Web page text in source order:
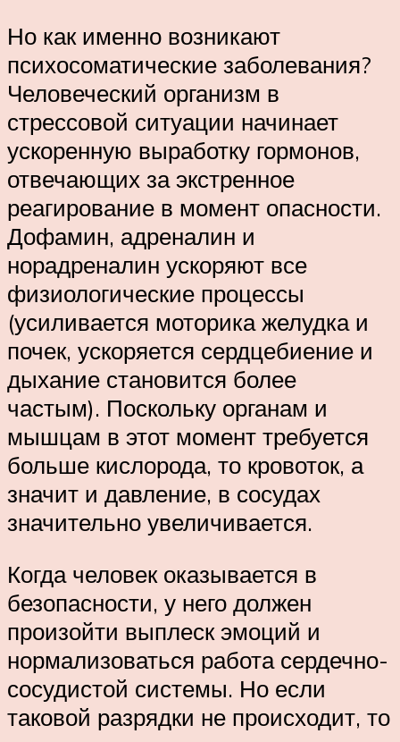
Но как именно возникают
психосоматические заболевания?
Человеческий организм в
стрессовой ситуации начинает
ускоренную выработку гормонов,
отвечающих за экстренное
реагирование в момент опасности.
Дофамин, адреналин и
норадреналин ускоряют все
физиологические процессы
(усиливается моторика желудка и
почек, ускоряется сердцебиение и
дыхание становится более
частым). Поскольку органам и
мышцам в этот момент требуется
больше кислорода, то кровоток, а
значит и давление, в сосудах
значительно увеличивается.
Когда человек оказывается в
безопасности, у него должен
произойти выплеск эмоций и
нормализоваться работа сердечно-
сосудистой системы. Но если
таковой разрядки не происходит, то